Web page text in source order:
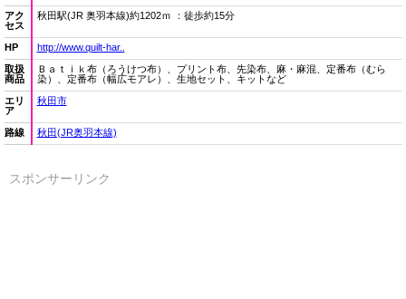
アク
セス
秋田駅(JR 奥羽本線)約1202ｍ ：徒歩約15分
HP
http://www.quilt-har..
取扱
商品
Ｂａｔｉｋ布（ろうけつ布）、プリント布、先染布、麻・麻混、定番布（むら
染）、定番布（幅広モアレ）、生地セット、キットなど
エリ
ア
秋田市
路線 秋田(JR奥羽本線)
スポンサーリンク